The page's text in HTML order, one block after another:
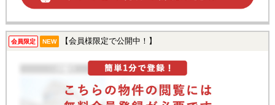
会員限定 NEW 【会員様限定で公開中！】